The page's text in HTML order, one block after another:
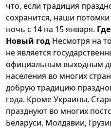
что, если традиция
сохранится, наши
ночь с 14 на 15 января.
Новый год Несмотря на
не является
официальным выходным
населения во многих
добрую традицию
года. Кроме Украины,
празднуют во многих
Беларуси, Молдавии,